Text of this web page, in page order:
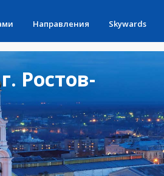
Направления Skywards
Ростов-